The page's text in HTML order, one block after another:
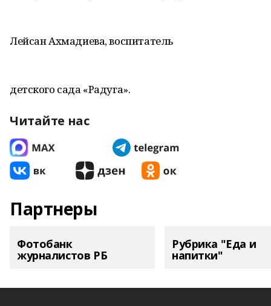
Лейсан Ахмадиева, воспитатель
детского сада «Радуга».
Читайте нас
Партнеры
Фотобанк
журналистов РБ
Рубрика "Еда и
напитки"